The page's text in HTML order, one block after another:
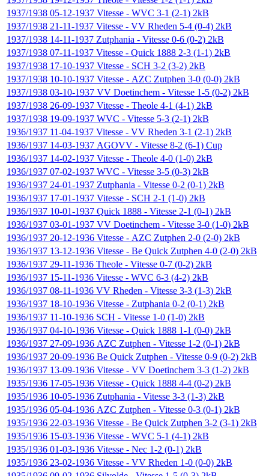
1937/1938 05-12-1937 Vitesse - WVC 3-1 (2-1) 2kB
1937/1938 21-11-1937 Vitesse - VV Rheden 5-4 (0-4) 2kB
1937/1938 14-11-1937 Zutphania - Vitesse 0-6 (0-2) 2kB
1937/1938 07-11-1937 Vitesse - Quick 1888 2-3 (1-1) 2kB
1937/1938 17-10-1937 Vitesse - SCH 3-2 (3-2) 2kB
1937/1938 10-10-1937 Vitesse - AZC Zutphen 3-0 (0-0) 2kB
1937/1938 03-10-1937 VV Doetinchem - Vitesse 1-5 (0-2) 2kB
1937/1938 26-09-1937 Vitesse - Theole 4-1 (4-1) 2kB
1937/1938 19-09-1937 WVC - Vitesse 5-3 (2-1) 2kB
1936/1937 11-04-1937 Vitesse - VV Rheden 3-1 (2-1) 2kB
1936/1937 14-03-1937 AGOVV - Vitesse 8-2 (6-1) Cup
1936/1937 14-02-1937 Vitesse - Theole 4-0 (1-0) 2kB
1936/1937 07-02-1937 WVC - Vitesse 3-5 (0-3) 2kB
1936/1937 24-01-1937 Zutphania - Vitesse 0-2 (0-1) 2kB
1936/1937 17-01-1937 Vitesse - SCH 2-1 (1-0) 2kB
1936/1937 10-01-1937 Quick 1888 - Vitesse 2-1 (0-1) 2kB
1936/1937 03-01-1937 VV Doetinchem - Vitesse 3-0 (1-0) 2kB
1936/1937 20-12-1936 Vitesse - AZC Zutphen 2-0 (2-0) 2kB
1936/1937 13-12-1936 Vitesse - Be Quick Zutphen 4-0 (2-0) 2kB
1936/1937 29-11-1936 Theole - Vitesse 0-7 (0-2) 2kB
1936/1937 15-11-1936 Vitesse - WVC 6-3 (4-2) 2kB
1936/1937 08-11-1936 VV Rheden - Vitesse 3-3 (1-3) 2kB
1936/1937 18-10-1936 Vitesse - Zutphania 0-2 (0-1) 2kB
1936/1937 11-10-1936 SCH - Vitesse 1-0 (1-0) 2kB
1936/1937 04-10-1936 Vitesse - Quick 1888 1-1 (0-0) 2kB
1936/1937 27-09-1936 AZC Zutphen - Vitesse 1-2 (0-1) 2kB
1936/1937 20-09-1936 Be Quick Zutphen - Vitesse 0-9 (0-2) 2kB
1936/1937 13-09-1936 Vitesse - VV Doetinchem 3-3 (1-2) 2kB
1935/1936 17-05-1936 Vitesse - Quick 1888 4-4 (0-2) 2kB
1935/1936 10-05-1936 Zutphania - Vitesse 3-3 (1-3) 2kB
1935/1936 05-04-1936 AZC Zutphen - Vitesse 0-3 (0-1) 2kB
1935/1936 22-03-1936 Vitesse - Be Quick Zutphen 3-2 (3-1) 2kB
1935/1936 15-03-1936 Vitesse - WVC 5-1 (4-1) 2kB
1935/1936 01-03-1936 Vitesse - Nec 1-2 (0-1) 2kB
1935/1936 23-02-1936 Vitesse - VV Rheden 1-0 (0-0) 2kB